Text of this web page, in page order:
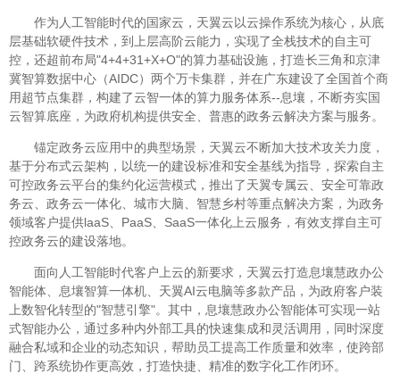
作为人工智能时代的国家云，天翼云以云操作系统为核心，从底
层基础软硬件技术，到上层高阶云能力，实现了全栈技术的自主可
控，还超前布局"4+4+31+X+O"的算力基础设施，打造长三角和京津
冀智算数据中心（AIDC）两个万卡集群，并在广东建设了全国首个商
用超节点集群，构建了云智一体的算力服务体系--息壤，不断夯实国
云智算底座，为政府机构提供安全、普惠的政务云解决方案与服务。
锚定政务云应用中的典型场景，天翼云不断加大技术攻关力度，
基于分布式云架构，以统一的建设标准和安全基线为指导，探索自主
可控政务云平台的集约化运营模式，推出了天翼专属云、安全可靠政
务云、政务云一体化、城市大脑、智慧乡村等重点解决方案，为政务
领域客户提供laaS、PaaS、SaaS一体化上云服务，有效支撑自主可
控政务云的建设落地。
面向人工智能时代客户上云的新要求，天翼云打造息壤慧政办公
智能体、息壤智算一体机、天翼AI云电脑等多款产品，为政府客户装
上数智化转型的"智慧引擎"。其中，息壤慧政办公智能体可实现一站
式智能办公，通过多种内外部工具的快速集成和灵活调用，同时深度
融合私域和企业的动态知识，帮助员工提高工作质量和效率，使跨部
门、跨系统协作更高效，打造快捷、精准的数字化工作闭环。